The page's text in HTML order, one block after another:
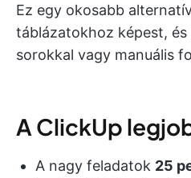
Ez egy okosabb
táblázatokhoz képest, és
sorokkal vagy manuális
A ClickUp
A nagy feladatok 25